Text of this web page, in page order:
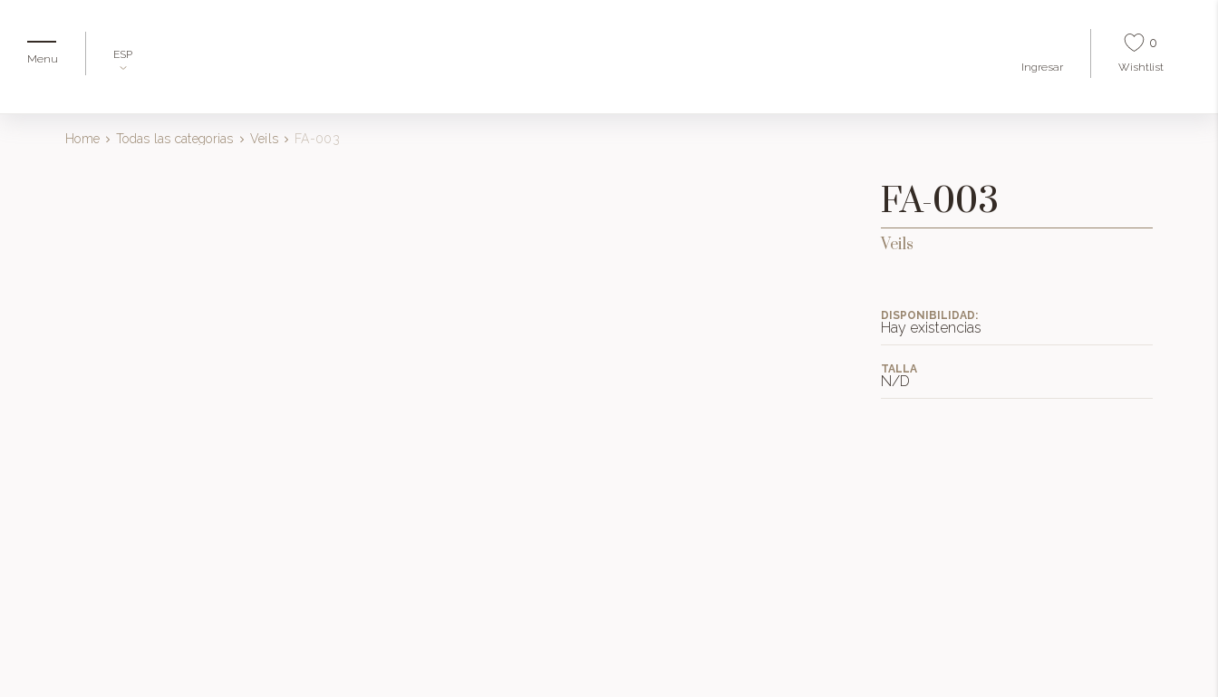
Menu
ESP
Ingresar
0
Wishtlist
Home Todas las categorias Veils FA-003
FA-003
Veils
DISPONIBILIDAD:
Hay existencias
TALLA
N/D